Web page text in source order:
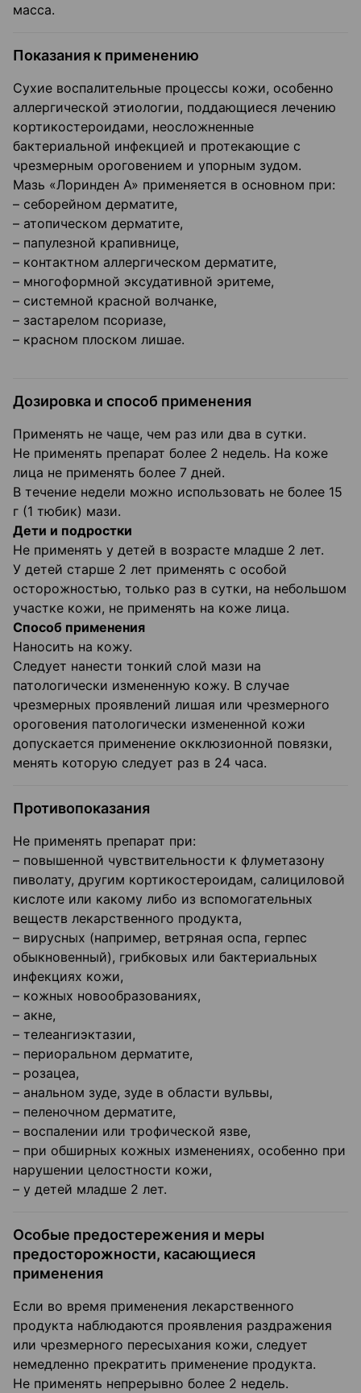
масса.
Показания к применению
Сухие воспалительные процессы кожи, особенно
аллергической этиологии, поддающиеся лечению
кортикостероидами, неосложненные
бактериальной инфекцией и протекающие с
чрезмерным ороговением и упорным зудом.
Мазь «Лоринден А» применяется в основном при:
– себорейном дерматите,
– атопическом дерматите,
– папулезной крапивнице,
– контактном аллергическом дерматите,
– многоформной эксудативной эритеме,
– системной красной волчанке,
– застарелом псориазе,
– красном плоском лишае.
Дозировка и способ применения
Применять не чаще, чем раз или два в сутки.
Не применять препарат более 2 недель. На коже
лица не применять более 7 дней.
В течение недели можно использовать не более 15
г (1 тюбик) мази.
Дети и подростки
Не применять у детей в возрасте младше 2 лет.
У детей старше 2 лет применять с особой
осторожностью, только раз в сутки, на небольшом
участке кожи, не применять на коже лица.
Способ применения
Наносить на кожу.
Следует нанести тонкий слой мази на
патологически измененную кожу. В случае
чрезмерных проявлений лишая или чрезмерного
ороговения патологически измененной кожи
допускается применение окклюзионной повязки,
менять которую следует раз в 24 часа.
Противопоказания
Не применять препарат при:
– повышенной чувствительности к флуметазону
пиволату, другим кортикостероидам, салициловой
кислоте или какому либо из вспомогательных
веществ лекарственного продукта,
– вирусных (например, ветряная оспа, герпес
обыкновенный), грибковых или бактериальных
инфекциях кожи,
– кожных новообразованиях,
– акне,
– телеангиэктазии,
– периоральном дерматите,
– розацеа,
– анальном зуде, зуде в области вульвы,
– пеленочном дерматите,
– воспалении или трофической язве,
– при обширных кожных изменениях, особенно при
нарушении целостности кожи,
– у детей младше 2 лет.
Особые предостережения и меры
предосторожности, касающиеся
применения
Если во время применения лекарственного
продукта наблюдаются проявления раздражения
или чрезмерного пересыхания кожи, следует
немедленно прекратить применение продукта.
Не применять непрерывно более 2 недель.